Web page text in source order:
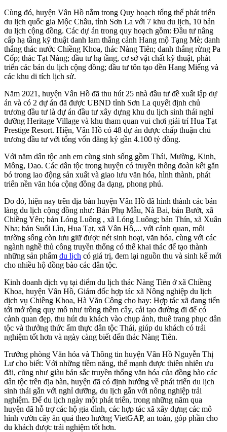
Cùng đó, huyện Vân Hồ nằm trong Quy hoạch tổng thể phát triển
du lịch quốc gia Mộc Châu, tỉnh Sơn La với 7 khu du lịch, 10 bản
du lịch cộng đồng. Các dự án trong quy hoạch gồm: Đầu tư nâng
cấp hạ tầng kỹ thuật danh lam thắng cảnh Hang mộ Tạng Mè; danh
thắng thác nước Chiềng Khoa, thác Nàng Tiên; danh thắng rừng Pa
Cốp; thác Tạt Nàng; đầu tư hạ tầng, cơ sở vật chất kỹ thuật, phát
triển các bản du lịch cộng đồng; đầu tư tôn tạo đền Hang Miếng và
các khu di tích lịch sử.
Năm 2021, huyện Vân Hồ đã thu hút 25 nhà đầu tư đề xuất lập dự
án và có 2 dự án đã được UBND tỉnh Sơn La quyết định chủ
trương đầu tư là dự án đầu tư xây dựng khu du lịch sinh thái nghỉ
dưỡng Heritage Village và khu tham quan vui chơi giải trí Hua Tạt
Prestige Resort. Hiện, Vân Hồ có 48 dự án được chấp thuận chủ
trương đầu tư với tổng vốn đăng ký gần 4.100 tỷ đồng.
Với năm dân tộc anh em cùng sinh sống gồm Thái, Mường, Kinh,
Mông, Dao. Các dân tộc trong huyện có truyền thống đoàn kết gắn
bó trong lao động sản xuất và giao lưu văn hóa, hình thành, phát
triển nền văn hóa cộng đồng đa dạng, phong phú.
Do đó, hiện nay trên địa bàn huyện Vân Hồ đã hình thành các bản
làng du lịch cộng đồng như: Bản Phụ Mẫu, Nà Bai, bản Bướt, xã
Chiềng Yên; bản Lóng Luông , xã Lóng Luông; bản Thín, xã Xuân
Nha; bản Suối Lìn, Hua Tạt, xã Vân Hồ,... với cảnh quan, môi
trường sống còn lưu giữ được nét sinh hoạt, văn hóa, cùng với các
ngành nghề thủ công truyền thống có thể khai thác để tạo thành
những sản phẩm du lịch có giá trị, đem lại nguồn thu và sinh kế mới
cho nhiều hộ đồng bào các dân tộc.
Kinh doanh dịch vụ tại điểm du lịch thác Nàng Tiên ở xã Chiềng
Khoa, huyện Vân Hồ, Giám đốc hợp tác xã Nông nghiệp du lịch
dịch vụ Chiềng Khoa, Hà Văn Công cho hay: Hợp tác xã đang tiến
tới mở rộng quy mô như trồng thêm cây, cải tạo đường đi để có
cảnh quan đẹp, thu hút du khách vào chụp ảnh, thuê trang phục dân
tộc và thưởng thức ẩm thực dân tộc Thái, giúp du khách có trải
nghiệm tốt hơn và ngày càng biết đến thác Nàng Tiên.
Trưởng phòng Văn hóa và Thông tin huyện Vân Hồ Nguyễn Thị
Lư cho biết: Với những tiềm năng, thế mạnh được thiên nhiên ưu
đãi, cũng như giàu bản sắc truyền thống văn hóa của đồng bào các
dân tộc trên địa bàn, huyện đã có định hướng về phát triển du lịch
sinh thái gắn với nghỉ dưỡng, du lịch gắn với nông nghiệp trải
nghiệm. Để du lịch ngày một phát triển, trong những năm qua
huyện đã hỗ trợ các hộ gia đình, các hợp tác xã xây dựng các mô
hình vườn cây ăn quả theo hướng VietGAP, an toàn, góp phần cho
du khách được trải nghiệm tốt hơn.